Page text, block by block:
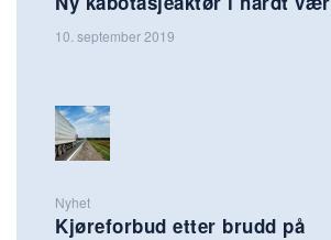
10. september 2019
Nyhet
Kjøreforbud etter brudd på